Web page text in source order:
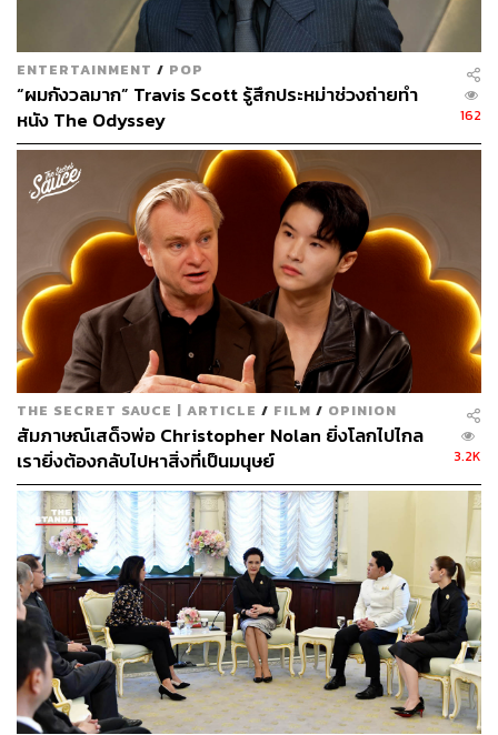
ENTERTAINMENT / POP
“ผมกังวลมาก” Travis Scott รู้สึกประหม่าช่วงถ่ายทำ
หนัง The Odyssey
162
THE SECRET SAUCE | ARTICLE / FILM / OPINION
สัมภาษณ์เสด็จพ่อ Christopher Nolan ยิ่งโลกไปไกล
เรายิ่งต้องกลับไปหาสิ่งที่เป็นมนุษย์
3.2K